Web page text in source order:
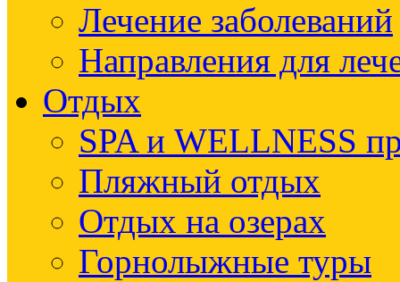
Лечение заболеваний
Направления для
Отдых
SPA и WELLNESS
Пляжный отдых
Отдых на озерах
Горнолыжные туры